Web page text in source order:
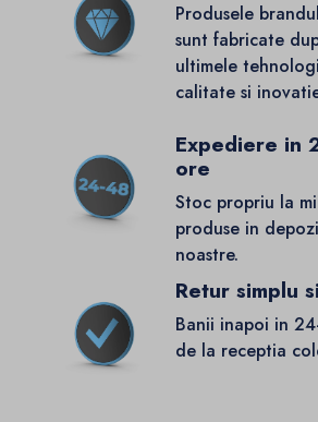
Produsele
sunt fabricate
ultimele
calitate si
Expediere in
ore
Stoc propriu la
produse in
noastre.
Retur simplu
Banii inapoi in
de la receptia